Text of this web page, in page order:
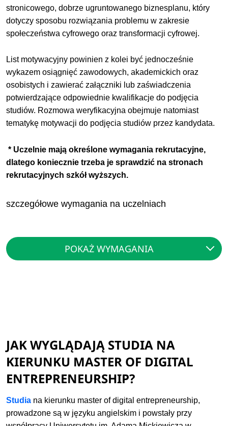
stronicowego, dobrze ugruntowanego biznesplanu, który
dotyczy sposobu rozwiązania problemu w zakresie
społeczeństwa cyfrowego oraz transformacji cyfrowej.
List motywacyjny powinien z kolei być jednocześnie
wykazem osiągnięć zawodowych, akademickich oraz
osobistych i zawierać załączniki lub zaświadczenia
potwierdzające odpowiednie kwalifikacje do podjęcia
studiów. Rozmowa weryfikacyjna obejmuje natomiast
tematykę motywacji do podjęcia studiów przez kandydata.
* Uczelnie mają określone wymagania rekrutacyjne,
dlatego koniecznie trzeba je sprawdzić na stronach
rekrutacyjnych szkół wyższych.
szczegółowe wymagania na uczelniach
POKAŻ WYMAGANIA
JAK WYGLĄDAJĄ STUDIA NA
KIERUNKU MASTER OF DIGITAL
ENTREPRENEURSHIP?
Studia na kierunku master of digital entrepreneurship,
prowadzone są w języku angielskim i powstały przy